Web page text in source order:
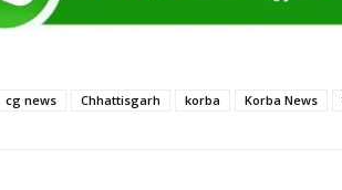
cg news Chhattisgarh korba Korba News